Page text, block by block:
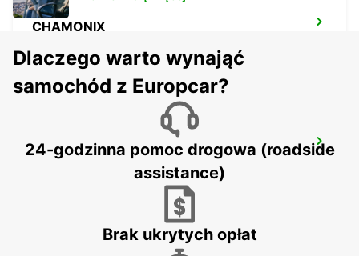
CHAMONIX
MONTREUX HOTEL MONTREUX-PALACE
MONTREUX - SWITZERLAND
Dlaczego warto wynająć
samochód z Europcar?
24-godzinna pomoc drogowa (roadside
assistance)
Brak ukrytych opłat